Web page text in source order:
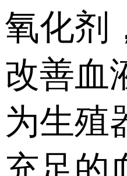
氧化剂
改善血
为生殖